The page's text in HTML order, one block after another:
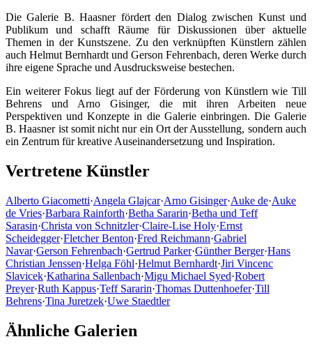
Die Galerie B. Haasner fördert den Dialog zwischen Kunst und
Publikum und schafft Räume für Diskussionen über aktuelle
Themen in der Kunstszene. Zu den verknüpften Künstlern zählen
auch Helmut Bernhardt und Gerson Fehrenbach, deren Werke durch
ihre eigene Sprache und Ausdrucksweise bestechen.
Ein weiterer Fokus liegt auf der Förderung von Künstlern wie Till
Behrens und Arno Gisinger, die mit ihren Arbeiten neue
Perspektiven und Konzepte in die Galerie einbringen. Die Galerie
B. Haasner ist somit nicht nur ein Ort der Ausstellung, sondern auch
ein Zentrum für kreative Auseinandersetzung und Inspiration.
Vertretene Künstler
Alberto Giacometti·Angela Glajcar·Arno Gisinger·Auke de·Auke
de Vries·Barbara Rainforth·Betha Sararin·Betha und Teff
Sarasin·Christa von Schnitzler·Claire-Lise Holy·Ernst
Scheidegger·Fletcher Benton·Fred Reichmann·Gabriel
Navar·Gerson Fehrenbach·Gertrud Parker·Günther Berger·Hans
Christian Jenssen·Helga Föhl·Helmut Bernhardt·Jiri Vincenc
Slavicek·Katharina Sallenbach·Migu Michael Syed·Robert
Preyer·Ruth Kappus·Teff Sararin·Thomas Duttenhoefer·Till
Behrens·Tina Juretzek·Uwe Staedtler
Ähnliche Galerien